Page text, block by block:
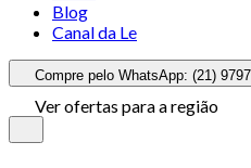
Blog
Canal da Le
Compre pelo WhatsApp: (21)
Ver ofertas para a região